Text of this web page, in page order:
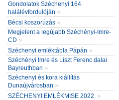
Gondolatok Széchenyi 164.
halálévfordulóján »
Bécsi koszorúzás »
Megjelent a legújabb Széchényi-Imre-
CD »
Széchenyi emléktábla Pápán »
Széchényi Imre és Liszt Ferenc dalai
Bayreuthban »
Széchenyi és kora kiállítás
Dunaújvárosban »
SZÉCHENYI EMLÉKMISE 2022. »